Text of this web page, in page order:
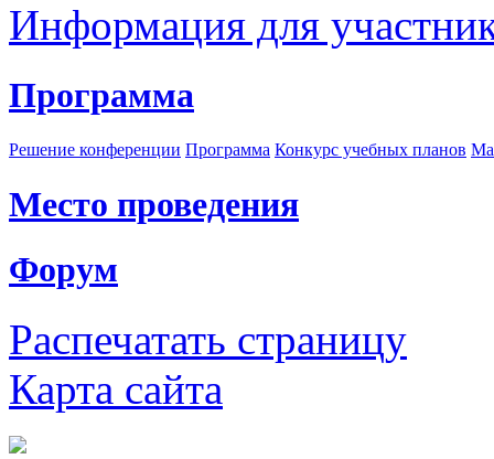
Информация для
Программа
Решение конференции Программа Конкурс учебных планов
Место проведения
Форум
Распечатать страницу
Карта сайта